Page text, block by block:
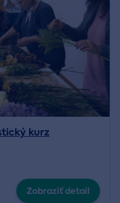
kurz
Zobraziť detail